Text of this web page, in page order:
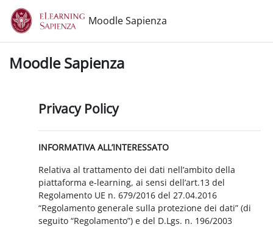
Vai al contenuto principale
Moodle Sapienza
Moodle Sapienza
Privacy Policy
INFORMATIVA ALL’INTERESSATO
Relativa al trattamento dei dati nell’ambito della
piattaforma e-learning, ai sensi dell’art.13 del
Regolamento UE n. 679/2016 del 27.04.2016
“Regolamento generale sulla protezione dei dati” (di
seguito “Regolamento”) e del D.Lgs. n. 196/2003